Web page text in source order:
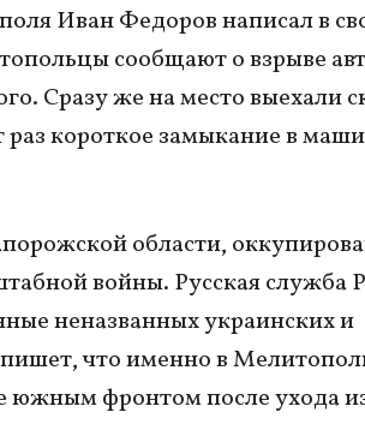
Иван Федоров написал в
сообщают о взрыве
Сразу же на место выехали
раз короткое замыкание в
области,
войны. Русская служба
неназванных украинских и
что именно в
южным фронтом после ухода